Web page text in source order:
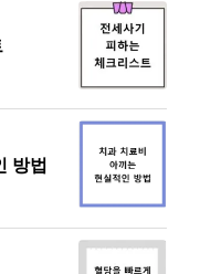
방법